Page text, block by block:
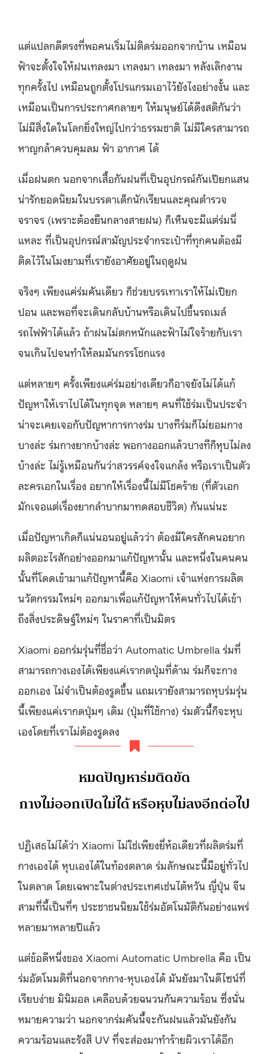
แต่แปลกดีตรงที่พอคนเริ่มไม่ติดร่มออกจากบ้าน เหมือน
ฟ้าจะตั้งใจให้ฝนเทลงมา เทลงมา เทลงมา หลังเลิกงาน
ทุกครั้งไป เหมือนถูกตั้งโปรแกรมเอาไว้ยังไงอย่างงั้น และ
เหมือนเป็นการประกาศกลายๆ ให้มนุษย์ได้ดึงสติกันว่า
ไม่มีสิ่งใดในโลกยิ่งใหญ่ไปกว่าธรรมชาติ ไม่มีใครสามารถ
หาญกล้าควบคุมลม ฟ้า อากาศ ได้
เมื่อฝนตก นอกจากเสื้อกันฝนที่เป็นอุปกรณ์กันเปียกแสน
น่ารักยอดนิยมในบรรดาเด็กนักเรียนและคุณตำรวจ
จราจร (เพราะต้องยืนกลางสายฝน) ก็เห็นจะมีแต่ร่มนี่
แหละ ที่เป็นอุปกรณ์สามัญประจำกระเป๋าที่ทุกคนต้องมี
ติดไว้ในโมงยามที่เรายังอาศัยอยู่ในฤดูฝน
จริงๆ เพียงแค่ร่มคันเดียว ก็ช่วยบรรเทาเราให้ไม่เปียก
ปอน และพอที่จะเดินกลับบ้านหรือเดินไปขึ้นรถเมล์
รถไฟฟ้าได้แล้ว ถ้าฝนไม่ตกหนักและฟ้าไม่ใจร้ายกับเรา
จนเกินไปจนทำให้ลมมันกรรโชกแรง
แต่หลายๆ ครั้งเพียงแค่ร่มอย่างเดียวก็อาจยังไม่ได้แก้
ปัญหาให้เราไปได้ในทุกจุด หลายๆ คนที่ใช้ร่มเป็นประจำ
น่าจะเคยเจอกับปัญหาการกางร่ม บางทีร่มก็ไม่ยอมกาง
บางล่ะ ร่มกางยากบ้างล่ะ พอกางออกแล้วบางทีก็หุบไม่ลง
บ้างล่ะ ไม่รู้เหมือนกันว่าสวรรค์จงใจแกล้ง หรือเราเป็นตัว
ละครเอกในเรื่อง อยากให้เรื่องนี้ไม่มีโชคร้าย (ที่ตัวเอก
มักเจอแต่เรื่องยากลำบากมาทดสอบชีวิต) กันแน่นะ
เมื่อปัญหาเกิดก็แน่นอนอยู่แล้วว่า ต้องมีใครสักคนอยาก
ผลิตอะไรสักอย่างออกมาแก้ปัญหานั้น และหนึ่งในคนคน
นั้นที่โดดเข้ามาแก้ปัญหานี้คือ Xiaomi เจ้าแห่งการผลิต
นวัตกรรมใหม่ๆ ออกมาเพื่อแก้ปัญหาให้คนทั่วไปได้เข้า
ถึงสิ่งประดิษฐ์ใหม่ๆ ในราคาที่เป็นมิตร
Xiaomi ออกร่มรุ่นที่ชื่อว่า Automatic Umbrella ร่มที่
สามารถกางเองได้เพียงแค่เรากดปุ่มที่ด้าม ร่มก็จะกาง
ออกเอง ไม่จำเป็นต้องรูดขึ้น แถมเรายังสามารถหุบร่มรุ่น
นี้เพียงแค่เรากดปุ่มๆ เดิม (ปุ่มที่ใช้กาง) ร่มตัวนี้ก็จะหุบ
เองโดยที่เราไม่ต้องรูดลง
หมดปัญหาร่มติดขัด
กางไม่ออกเปิดไม่ได้ หรือหุบไม่ลงอีกต่อไป
ปฏิเสธไม่ได้ว่า Xiaomi ไม่ใช่เพียงยี่ห้อเดียวที่ผลิตร่มที่
กางเองได้ หุบเองได้ในท้องตลาด ร่มลักษณะนี้มีอยู่ทั่วไป
ในตลาด โดยเฉพาะในต่างประเทศเช่นไต้หวัน ญี่ปุ่น จีน
สามที่นี้เป็นที่ๆ ประชาชนนิยมใช้ร่มอัตโนมัติกันอย่างแพร่
หลายมาหลายปีแล้ว
แต่ข้อดีหนึ่งของ Xiaomi Automatic Umbrella คือ เป็น
ร่มอัตโนมติที่นอกจากกาง-หุบเองได้ มันยังมาในดีไซน์ที่
เรียบง่าย มินิมอล เคลือบด้วยฉนวนกันความร้อน ซึ่งนั่น
หมายความว่า นอกจากร่มคันนี้จะกันฝนแล้วมันยังกัน
ความร้อนและรังสี UV ที่จะส่องมาทำร้ายผิวเราได้อีก